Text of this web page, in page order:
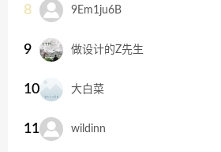
8 9Em1ju6B
9 做设计的Z先生
10 大白菜
11 wildinn